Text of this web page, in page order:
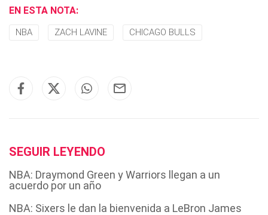
EN ESTA NOTA:
NBA ZACH LAVINE CHICAGO BULLS
SEGUIR LEYENDO
NBA: Draymond Green y Warriors llegan a un
acuerdo por un año
NBA: Sixers le dan la bienvenida a LeBron James